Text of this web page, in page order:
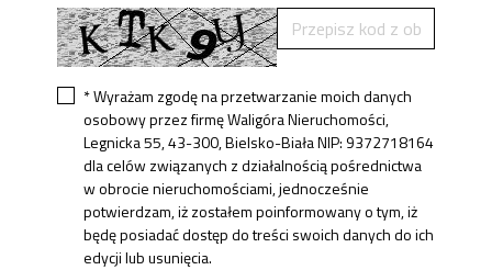
* Wyrażam zgodę na przetwarzanie moich danych
osobowy przez firmę Waligóra Nieruchomości,
Legnicka 55, 43-300, Bielsko-Biała NIP: 9372718164
dla celów związanych z działalnością pośrednictwa
w obrocie nieruchomościami, jednocześnie
potwierdzam, iż zostałem poinformowany o tym, iż
będę posiadać dostęp do treści swoich danych do ich
edycji lub usunięcia.